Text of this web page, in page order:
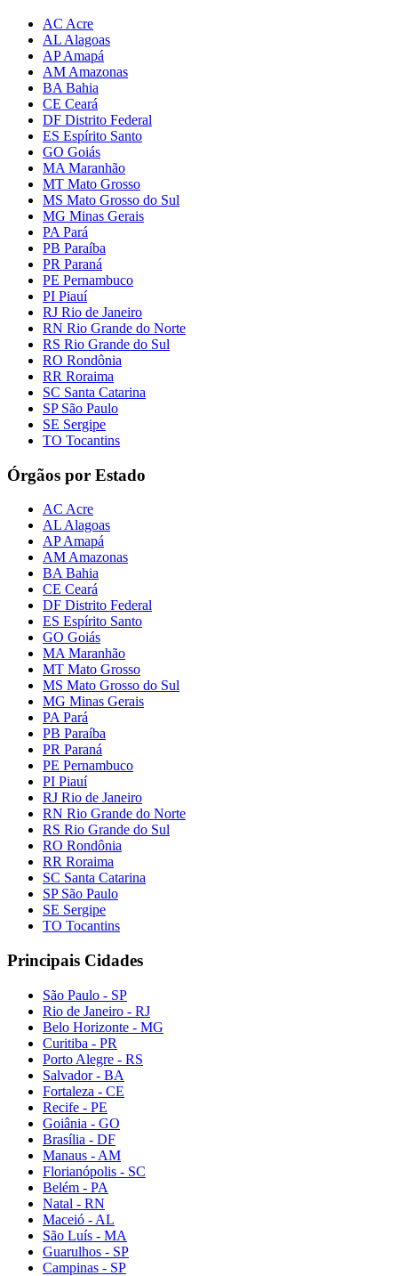
AC Acre
AL Alagoas
AP Amapá
AM Amazonas
BA Bahia
CE Ceará
DF Distrito Federal
ES Espírito Santo
GO Goiás
MA Maranhão
MT Mato Grosso
MS Mato Grosso do Sul
MG Minas Gerais
PA Pará
PB Paraíba
PR Paraná
PE Pernambuco
PI Piauí
RJ Rio de Janeiro
RN Rio Grande do Norte
RS Rio Grande do Sul
RO Rondônia
RR Roraima
SC Santa Catarina
SP São Paulo
SE Sergipe
TO Tocantins
Órgãos por Estado
AC Acre
AL Alagoas
AP Amapá
AM Amazonas
BA Bahia
CE Ceará
DF Distrito Federal
ES Espírito Santo
GO Goiás
MA Maranhão
MT Mato Grosso
MS Mato Grosso do Sul
MG Minas Gerais
PA Pará
PB Paraíba
PR Paraná
PE Pernambuco
PI Piauí
RJ Rio de Janeiro
RN Rio Grande do Norte
RS Rio Grande do Sul
RO Rondônia
RR Roraima
SC Santa Catarina
SP São Paulo
SE Sergipe
TO Tocantins
Principais Cidades
São Paulo - SP
Rio de Janeiro - RJ
Belo Horizonte - MG
Curitiba - PR
Porto Alegre - RS
Salvador - BA
Fortaleza - CE
Recife - PE
Goiânia - GO
Brasília - DF
Manaus - AM
Florianópolis - SC
Belém - PA
Natal - RN
Maceió - AL
São Luís - MA
Guarulhos - SP
Campinas - SP